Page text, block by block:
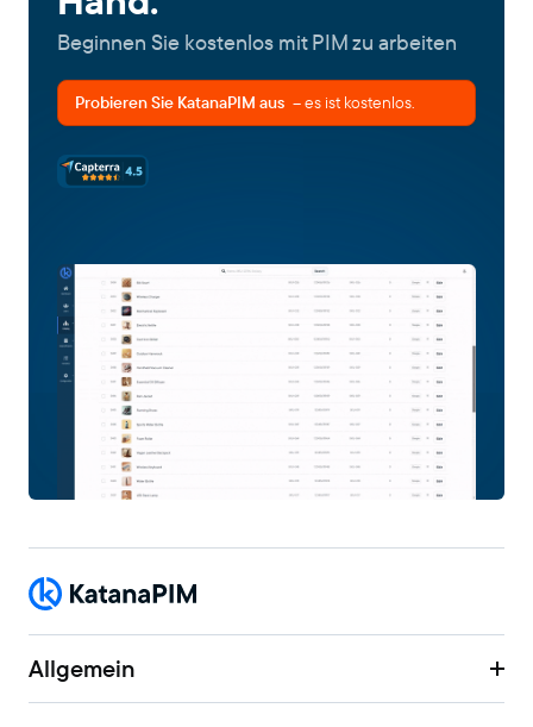
Beginnen Sie kostenlos mit PIM zu arbeiten
Probieren Sie KatanaPIM aus – es ist kostenlos.
Allgemein